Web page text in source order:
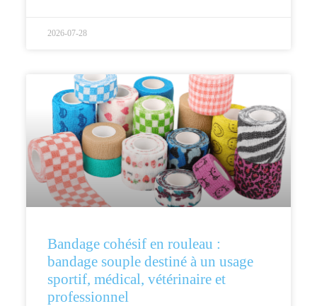
2026-07-28
Bandage cohésif en rouleau :
bandage souple destiné à un usage
sportif, médical, vétérinaire et
professionnel